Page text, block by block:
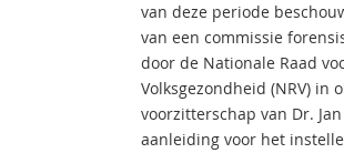
van deze periode
van een commissie
door de Nationale Raad
Volksgezondheid (NRV) in
voorzitterschap van Dr.
aanleiding voor het